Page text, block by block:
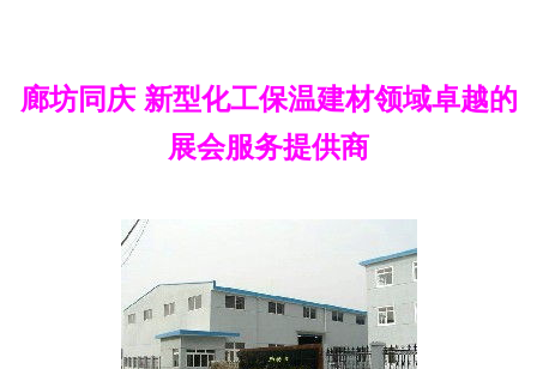
廊坊同庆 新型化工保温建材领域卓越的
展会服务提供商